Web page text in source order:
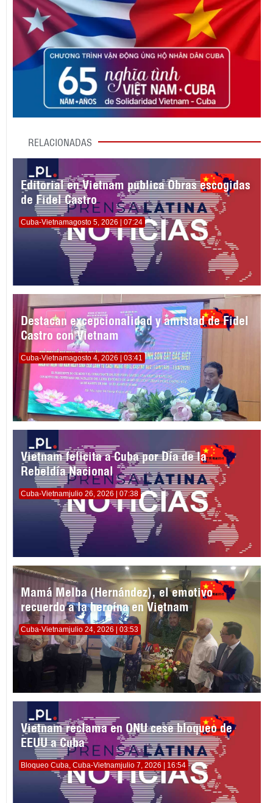
RELACIONADAS
Editorial en Vietnam publica Obras escogidas
de Fidel Castro
Cuba-Vietnamagosto 5, 2026 | 07:24
Destacan excepcionalidad y amistad de Fidel
Castro con Vietnam
Cuba-Vietnamagosto 4, 2026 | 03:41
Vietnam felicita a Cuba por Día de la
Rebeldía Nacional
Cuba-Vietnamjulio 26, 2026 | 07:38
Mamá Melba (Hernández), el emotivo
recuerdo a la heroína en Vietnam
Cuba-Vietnamjulio 24, 2026 | 03:53
Vietnam reclama en ONU cese bloqueo de
EEUU a Cuba
Bloqueo Cuba Cuba-Vietnamjulio 7, 2026 | 16:54